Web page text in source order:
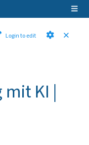
Login to edit
KI |